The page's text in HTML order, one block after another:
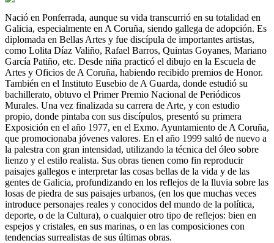
Nació en Ponferrada, aunque su vida transcurrió en su totalidad en
Galicia, especialmente en A Coruña, siendo gallega de adopción. Es
diplomada en Bellas Artes y fue discípula de importantes artistas,
como Lolita Díaz Valiño, Rafael Barros, Quintas Goyanes, Mariano
García Patiño, etc. Desde niña practicó el dibujo en la Escuela de
Artes y Oficios de A Coruña, habiendo recibido premios de Honor.
También en el Instituto Eusebio de A Guarda, donde estudió su
bachillerato, obtuvo el Primer Premio Nacional de Periódicos
Murales. Una vez finalizada su carrera de Arte, y con estudio
propio, donde pintaba con sus discípulos, presentó su primera
Exposición en el año 1977, en el Exmo. Ayuntamiento de A Coruña,
que promocionaba jóvenes valores. En el año 1999 saltó de nuevo a
la palestra con gran intensidad, utilizando la técnica del óleo sobre
lienzo y el estilo realista. Sus obras tienen como fin reproducir
paisajes gallegos e interpretar las cosas bellas de la vida y de las
gentes de Galicia, profundizando en los reflejos de la lluvia sobre las
losas de piedra de sus paisajes urbanos, (en los que muchas veces
introduce personajes reales y conocidos del mundo de la política,
deporte, o de la Cultura), o cualquier otro tipo de reflejos: bien en
espejos y cristales, en sus marinas, o en las composiciones con
tendencias surrealistas de sus últimas obras.